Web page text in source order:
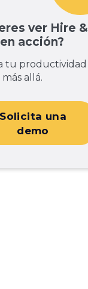
ver Hire &
acción?
tu productividad
allá.
Solicita una
demo